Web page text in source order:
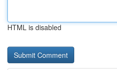
HTML is disabled